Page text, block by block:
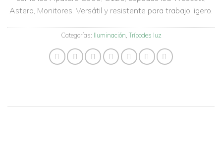
deseos
Astera, Monitores. Versátil y resistente para trabajo ligero.
Categorías: Iluminación Trípodes luz